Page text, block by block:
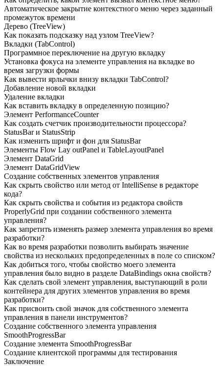
Автоматическое закрытие контекстного меню через заданный
промежуток времени
Дерево (TreeView)
Как показать подсказку над узлом TreeView?
Вкладки (TabControl)
Программное переключение на другую вкладку
Установка фокуса на элементе управления на вкладке во
время загрузки формы
Как вывести ярлычки внизу вкладки TabControl?
Добавление новой вкладки
Удаление вкладки
Как вставить вкладку в определенную позицию?
Элемент PerformanceCounter
Как создать счетчик производительности процессора?
StatusBar и StatusStrip
Как изменить шрифт и фон для StatusBar
Элементы Flow Lay outPanel и TableLayoutPanel
Элемент DataGrid
Элемент DataGridView
Создание собственных элементов управления
Как скрыть свойство или метод от IntelliSense в редакторе
кода?
Как скрыть свойства и события из редактора свойств
ProperlyGrid при создании собственного элемента
управления?
Как запретить изменять размер элемента управления во время
разработки?
Как во время разработки позволить выбирать значение
свойства из нескольких предопределенных в поле со списком?
Как добиться того, чтобы свойство моего элемента
управления было видно в разделе DataBindings окна свойств?
Как сделать свой элемент управления, выступающий в роли
контейнера для других элементов управления во время
разработки?
Как присвоить свой значок для собственного элемента
управления в панели инструментов?
Создание собственного элемента управления
SmoothProgressBar
Создание элемента SmoothProgressBar
Создание клиентской программы для тестирования
Заключение